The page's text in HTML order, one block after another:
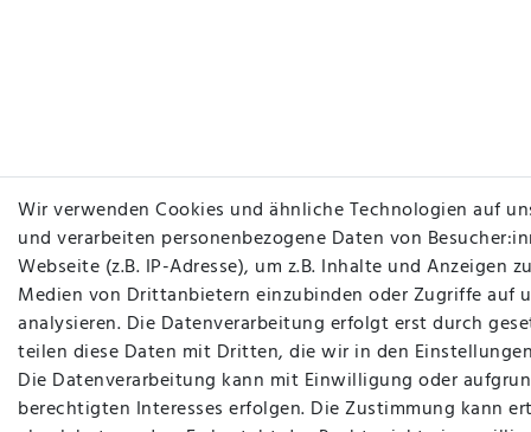
Wir verwenden Cookies und ähnliche Technologien auf
und verarbeiten personenbezogene Daten von
Webseite (z.B. IP-Adresse), um z.B. Inhalte und Anzeigen
Medien von Drittanbietern einzubinden oder Zugriffe auf
analysieren. Die Datenverarbeitung erfolgt erst durch
teilen diese Daten mit Dritten, die wir in den
Die Datenverarbeitung kann mit Einwilligung oder
berechtigten Interesses erfolgen. Die Zustimmung kann